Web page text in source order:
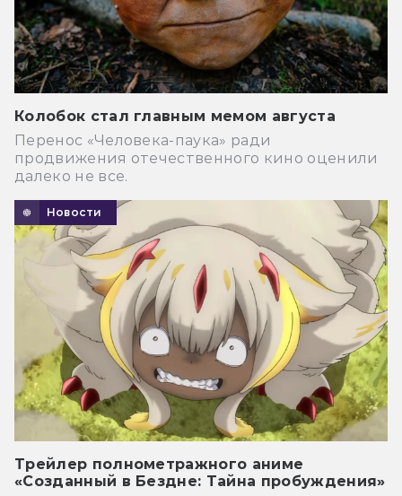
Колобок стал главным мемом августа
Перенос «Человека-паука» ради
продвижения отечественного кино оценили
далеко не все.
Новости
Трейлер полнометражного аниме
«Созданный в Бездне: Тайна пробуждения»